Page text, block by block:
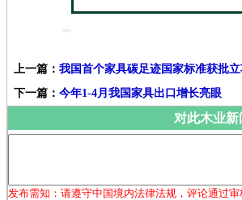
上一篇： 我国首个家具碳足迹国家标准获批立
下一篇： 今年1-4月我国家具出口增长亮眼
对此木业
发布需知：请遵守中国境内法律法规，评论通过审